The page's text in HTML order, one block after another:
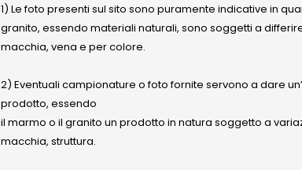
1) Le foto presenti sul sito sono puramente indicative in
granito, essendo materiali naturali, sono soggetti a
macchia, vena e per colore.
2) Eventuali campionature o foto fornite servono a dare
prodotto, essendo
il marmo o il granito un prodotto in natura soggetto a
macchia, struttura.